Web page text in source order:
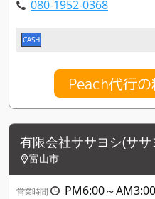
080-1952-0368
CASH
Peach代行
有限会社ササヨシ(ササ
富山市
営業時間
PM6:00～AM3:00